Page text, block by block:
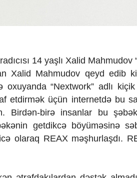
14 yaşlı Xalid Mahmudov
Xalid Mahmudov qeyd edib
oxuyanda “Nextwork” adlı
etdirmək üçün internetdə bu
Birdən-birə insanlar bu
getdikcə böyüməsinə
olaraq REAX məşhurlaşdı.